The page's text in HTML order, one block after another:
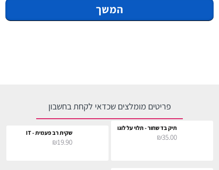
המשך
פריטים מומלצים שכדאי לקחת בחשבון
תיק בד שחור - תלוי על לוגו
₪35.00 שקית רב פעמית - IT
₪19.90